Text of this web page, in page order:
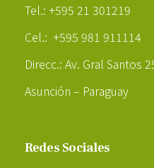
Tel.: +595 21 301219
Cel.: +595 981 911114
Direcc.: Av. Gral Santos
Asunción – Paraguay
Redes Sociales